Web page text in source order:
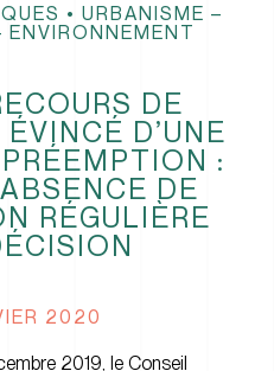
• URBANISME –
ENVIRONNEMENT
DE
ÉVINCÉ D’UNE
:
DE
RÉGULIÈRE
2020
2019, le Conseil